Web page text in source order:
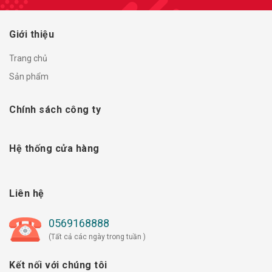
Giới thiệu
Trang chủ
Sản phẩm
Chính sách công ty
Hệ thống cửa hàng
Liên hệ
0569168888
(Tất cả các ngày trong tuần )
Kết nối với chúng tôi